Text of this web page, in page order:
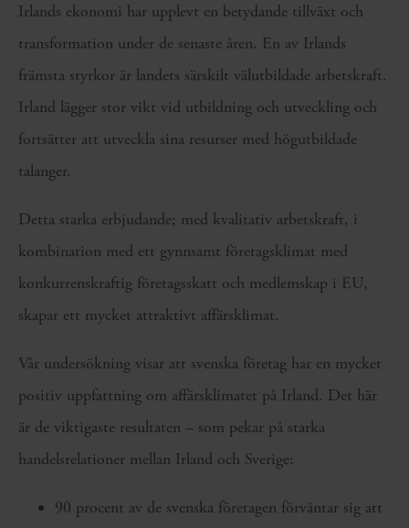
Irlands ekonomi har upplevt en betydande tillväxt och
transformation under de senaste åren. En av Irlands
främsta styrkor är landets särskilt välutbildade arbetskraft.
Irland lägger stor vikt vid utbildning och utveckling och
fortsätter att utveckla sina resurser med högutbildade
talanger.
Detta starka erbjudande; med kvalitativ arbetskraft, i
kombination med ett gynnsamt företagsklimat med
konkurrenskraftig företagsskatt och medlemskap i EU,
skapar ett mycket attraktivt affärsklimat.
Vår undersökning visar att svenska företag har en mycket
positiv uppfattning om affärsklimatet på Irland. Det här
är de viktigaste resultaten – som pekar på starka
handelsrelationer mellan Irland och Sverige:
90 procent av de svenska företagen förväntar sig att